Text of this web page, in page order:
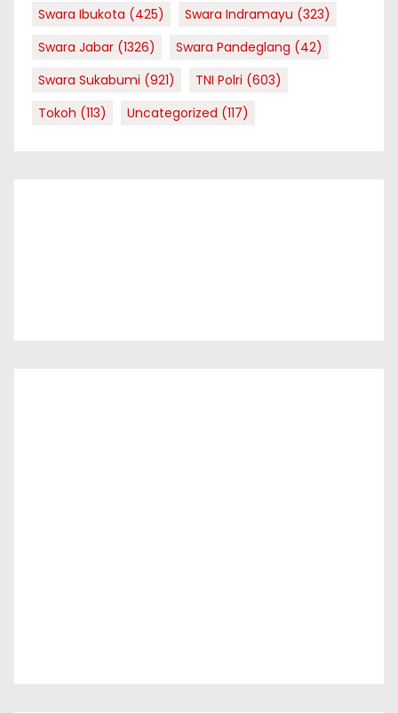
Swara Ibukota (425) Swara Indramayu (323)
Swara Jabar (1326) Swara Pandeglang (42)
Swara Sukabumi (921) TNI Polri (603)
Tokoh (113) Uncategorized (117)